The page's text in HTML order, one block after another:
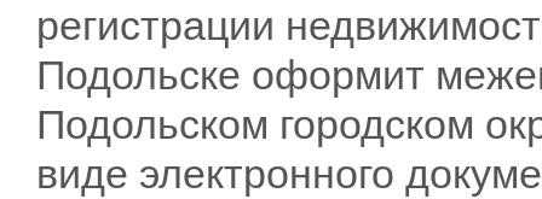
регистрации
Подольске оформит
Подольском городском
виде электронного